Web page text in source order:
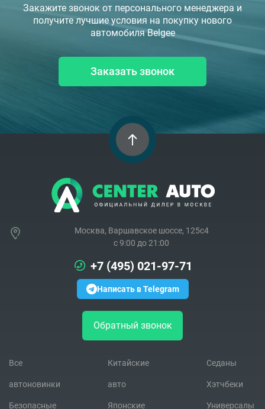
Закажите звонок от персонального менеджера и
получите лучшие условия на покупку нового
автомобиля Belgee
Заказать звонок
Москва, Варшавское шоссе, 125с4
c 9:00 до 21:00
+7 (495) 021-97-71
Написать в Telegram
Обратный звонок
Все
автоновинки
Безопасные
Китайские
авто
Японские
Седаны
Хэтчбеки
Универсалы